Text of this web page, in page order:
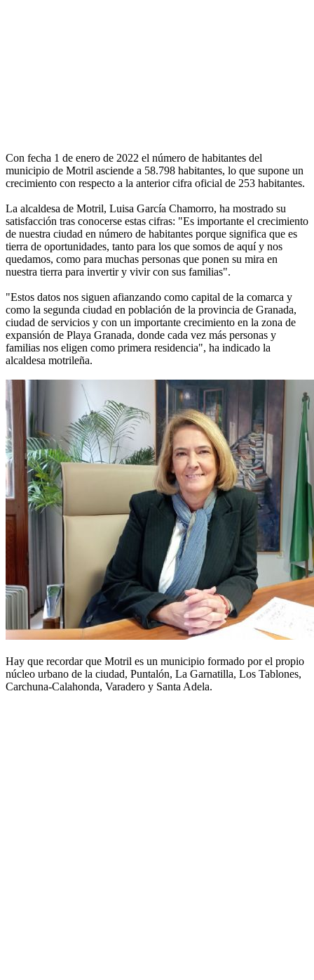
Con fecha 1 de enero de 2022 el número de habitantes del
municipio de Motril asciende a 58.798 habitantes, lo que supone un
crecimiento con respecto a la anterior cifra oficial de 253 habitantes.
La alcaldesa de Motril, Luisa García Chamorro, ha mostrado su
satisfacción tras conocerse estas cifras: "Es importante el crecimiento
de nuestra ciudad en número de habitantes porque significa que es
tierra de oportunidades, tanto para los que somos de aquí y nos
quedamos, como para muchas personas que ponen su mira en
nuestra tierra para invertir y vivir con sus familias".
"Estos datos nos siguen afianzando como capital de la comarca y
como la segunda ciudad en población de la provincia de Granada,
ciudad de servicios y con un importante crecimiento en la zona de
expansión de Playa Granada, donde cada vez más personas y
familias nos eligen como primera residencia", ha indicado la
alcaldesa motrileña.
Hay que recordar que Motril es un municipio formado por el propio
núcleo urbano de la ciudad, Puntalón, La Garnatilla, Los Tablones,
Carchuna-Calahonda, Varadero y Santa Adela.